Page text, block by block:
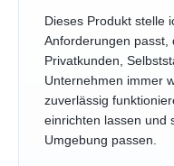
Dieses Produkt stelle
Anforderungen passt,
Privatkunden,
Unternehmen immer
zuverlässig
einrichten lassen und
Umgebung passen.